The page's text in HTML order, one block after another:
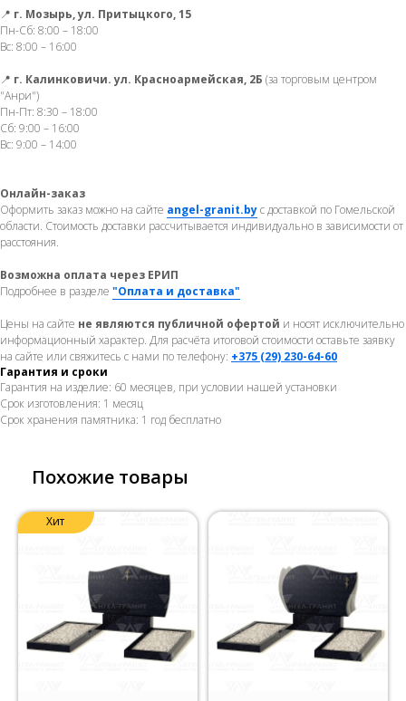
📍 г. Мозырь, ул. Притыцкого, 15
Пн-Сб: 8:00 – 18:00
Вс: 8:00 – 16:00
📍 г. Калинковичи. ул. Красноармейская, 2Б (за торговым центром
"Анри")
Пн-Пт: 8:30 – 18:00
Сб: 9:00 – 16:00
Вс: 9:00 – 14:00
Онлайн-заказ
Оформить заказ можно на сайте angel-granit.byс доставкой по Гомельской
области. Стоимость доставки рассчитывается индивидуально в зависимости от
расстояния.
Возможна оплата через ЕРИП
Подробнее в разделе "Оплата и доставка"
Цены на сайте не являются публичной офертой и носят исключительно
информационный характер. Для расчёта итоговой стоимости оставьте заявку
на сайте или свяжитесь с нами по телефону: +375 (29) 230-64-60
Гарантия и сроки
Гарантия на изделие: 60 месяцев, при условии нашей установки
Срок изготовления: 1 месяц
Срок хранения памятника: 1 год бесплатно
Похожие товары
Хит